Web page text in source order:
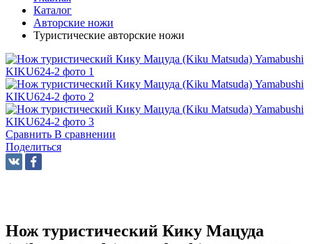
Каталог
Авторские ножи
Туристические авторские ножи
Сравнить В сравнении
Поделиться
Нож туристический Кику Мацуда